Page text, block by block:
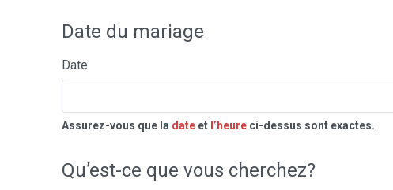
Date du mariage
Date
Assurez-vous que la date et l’heure ci-dessus sont exactes.
Qu’est-ce que vous cherchez?